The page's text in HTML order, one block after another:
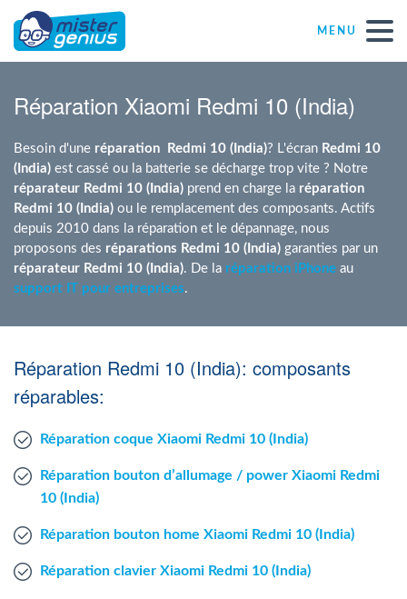
MENU
Magasins informatiques toutes marques
Particulier
Indépendant
ASBL
Agent Mac
Réparation Xiaomi Redmi 10 (India)
Besoin d'une réparation Redmi 10 (India)? L'écran Redmi 10
(India) est cassé ou la batterie se décharge trop vite ? Notre
réparateur Redmi 10 (India) prend en charge la réparation
Redmi 10 (India) ou le remplacement des composants. Actifs
depuis 2010 dans la réparation et le dépannage, nous
proposons des réparations Redmi 10 (India) garanties par un
réparateur Redmi 10 (India). De la réparation iPhone au
support IT pour entreprises.
Réparation Redmi 10 (India): composants
réparables:
Réparation coque Xiaomi Redmi 10 (India)
Réparation bouton d’allumage / power Xiaomi Redmi
10 (India)
Réparation bouton home Xiaomi Redmi 10 (India)
Réparation clavier Xiaomi Redmi 10 (India)